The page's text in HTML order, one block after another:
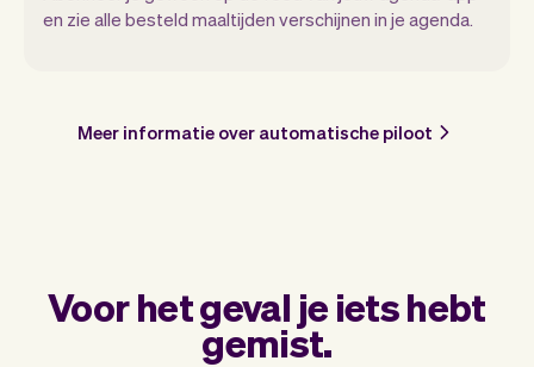
en zie alle besteld maaltijden verschijnen in je agenda.
Meer informatie over automatische piloot
Voor het geval je iets hebt
gemist.